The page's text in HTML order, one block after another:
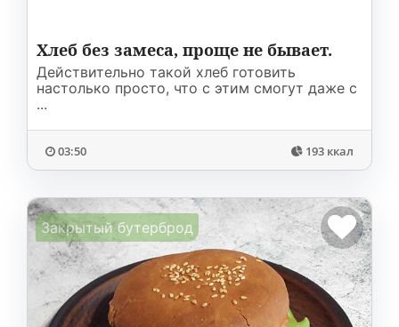
Хлеб без замеса, проще не бывает.
Действительно такой хлеб готовить
настолько просто, что с этим смогут даже с
...
03:50 193 ккал
Закрытый бутерброд